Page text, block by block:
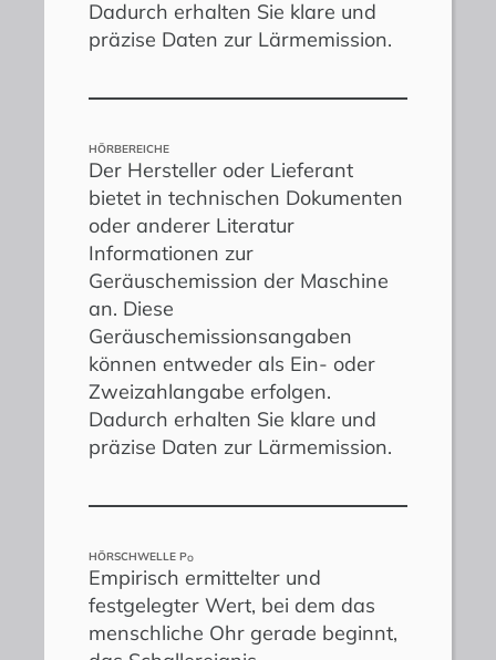
Dadurch erhalten Sie klare und
präzise Daten zur Lärmemission.
HÖRBEREICHE
Der Hersteller oder Lieferant
bietet in technischen Dokumenten
oder anderer Literatur
Informationen zur
Geräuschemission der Maschine
an. Diese
Geräuschemissionsangaben
können entweder als Ein- oder
Zweizahlangabe erfolgen.
Dadurch erhalten Sie klare und
präzise Daten zur Lärmemission.
HÖRSCHWELLE PO
Empirisch ermittelter und
festgelegter Wert, bei dem das
menschliche Ohr gerade beginnt,